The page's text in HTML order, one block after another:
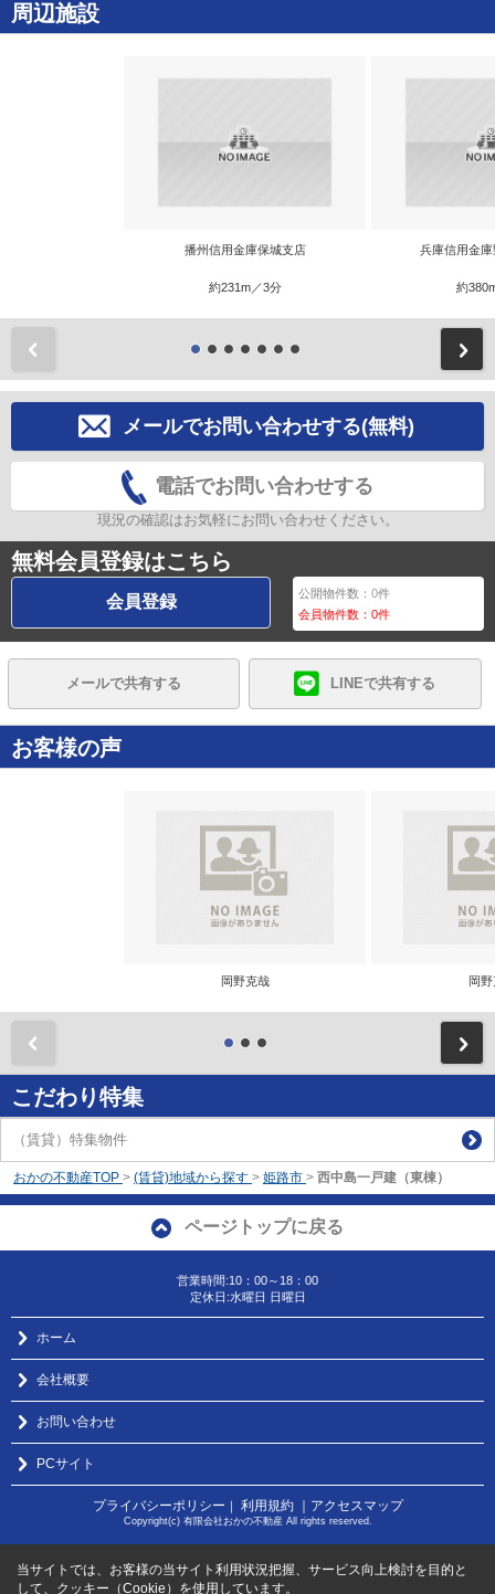
周辺施設
播州信用金庫保城支店
約231m／3分
兵庫信用金
約
メールでお問い合わせする(無料)
電話でお問い合わせする
現況の確認はお気軽にお問い合わせください。
無料会員登録はこちら
会員登録 公開物件数：0件
会員物件数：0件
メールで共有する LINEで共有する
お客様の声
岡野克哉 岡
こだわり特集
（賃貸）特集物件
おかの不動産TOP > (賃貸)地域から探す > 姫路市 > 西中島一戸建（東棟）
ページトップに戻る
営業時間:10：00～18：00
定休日:水曜日 日曜日
ホーム
会社概要
お問い合わせ
PCサイト
プライバシーポリシー ｜ 利用規約 ｜アクセスマップ
Copyright(c) 有限会社おかの不動産 All rights reserved.
当サイトでは、お客様の当サイト利用状況把握、サービス向上検討を目的と
して、クッキー（Cookie）を使用しています。